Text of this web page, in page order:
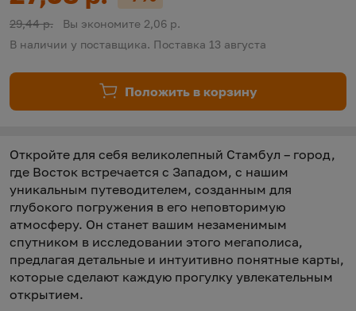
Старая цена:
29,44 р.
Вы экономите 2,06 р.
В наличии у поставщика. Поставка 13 августа
Положить в корзину
Откройте для себя великолепный Стамбул – город,
где Восток встречается с Западом, с нашим
уникальным путеводителем, созданным для
глубокого погружения в его неповторимую
атмосферу. Он станет вашим незаменимым
спутником в исследовании этого мегаполиса,
предлагая детальные и интуитивно понятные карты,
которые сделают каждую прогулку увлекательным
открытием.